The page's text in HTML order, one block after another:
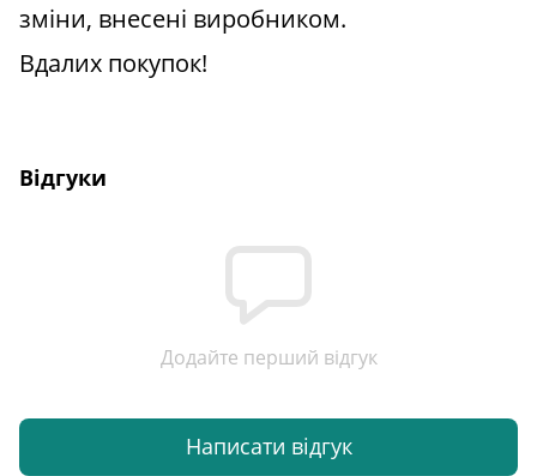
зміни, внесені виробником.
Вдалих покупок!
Відгуки
Додайте перший відгук
Написати відгук